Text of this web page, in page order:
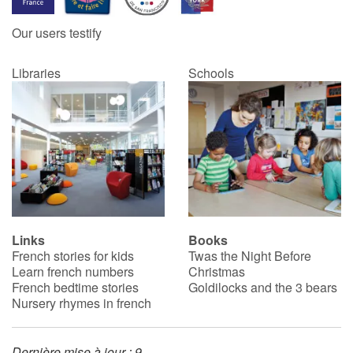
Catalogue anglais
Contraste +
Help
Home
Family
Schools
Libraries
Our users testify
Libraries Schools
Links
French stories for kids
Learn french numbers
French bedtime stories
Nursery rhymes in french
Books
Twas the Night Before
Christmas
Goldilocks and the 3 bears